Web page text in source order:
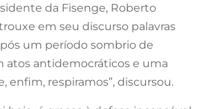
da Fisenge, Roberto
em seu discurso palavras
um período sombrio de
atos antidemocráticos e uma
enfim, respiramos”, discursou.